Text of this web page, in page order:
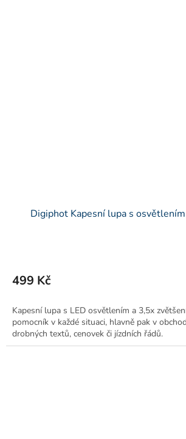
Digiphot Kapesní lupa s
499 Kč
Kapesní lupa s LED osvětlením a 3,5x
pomocník v každé situaci, hlavně pak v
drobných textů, cenovek či jízdních řádů.